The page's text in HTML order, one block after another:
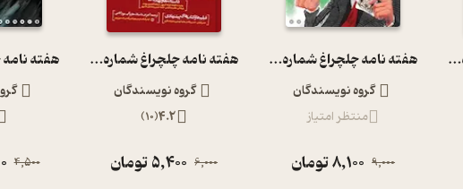
هفته نامه چلچراغ شماره 730 هفته نامه چلچراغ شماره 776
گروه نویسندگان
منتظر امتیاز
9,000
8,100تومان
هفته نامه چلچراغ شماره 754
گروه نویسندگان
4.2
(
10
)
6,000
5,400تومان 4,500